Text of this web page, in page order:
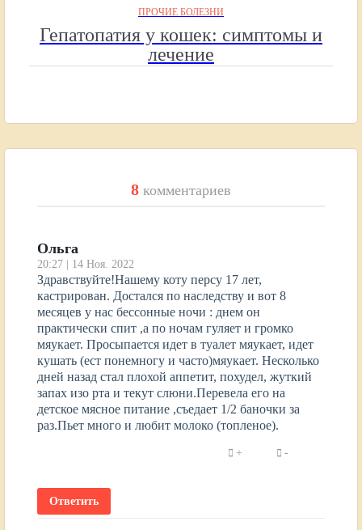
ПРОЧИЕ БОЛЕЗНИ
Гепатопатия у кошек: симптомы и
лечение
8 комментариев
Ольга
20:27 | 14 Ноя. 2022
Здравствуйте!Нашему коту персу 17 лет,
кастрирован. Достался по наследству и вот 8
месяцев у нас бессонные ночи : днем он
практически спит ,а по ночам гуляет и громко
мяукает. Просыпается идет в туалет мяукает, идет
кушать (ест понемногу и часто)мяукает. Несколько
дней назад стал плохой аппетит, похудел, жуткий
запах изо рта и текут слюни.Перевела его на
детское мясное питание ,съедает 1/2 баночки за
раз.Пьет много и любит молоко (топленое).
Ответить